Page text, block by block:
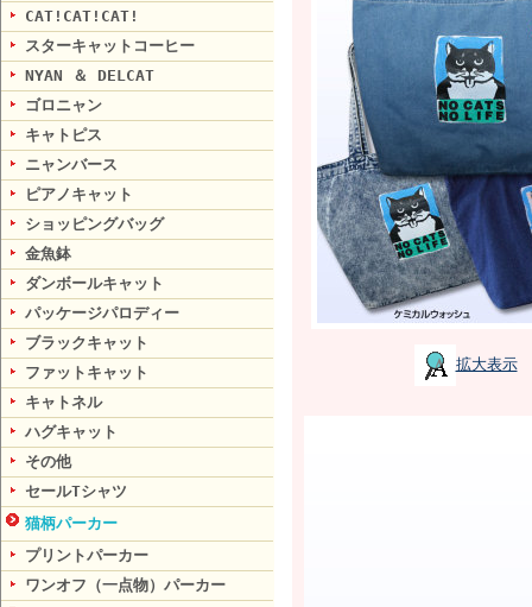
CAT!CAT!CAT!
スターキャットコーヒー
NYAN ＆ DELCAT
ゴロニャン
キャトピス
ニャンバース
ピアノキャット
ショッピングバッグ
金魚鉢
ダンボールキャット
パッケージパロディー
ブラックキャット
ファットキャット
キャトネル
ハグキャット
その他
セールTシャツ
猫柄パーカー
プリントパーカー
ワンオフ（一点物）パーカー
拡大表示